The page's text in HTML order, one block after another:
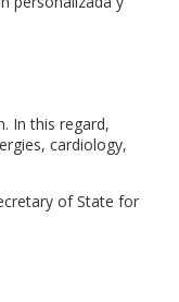
In this regard,
cardiology,
of State for